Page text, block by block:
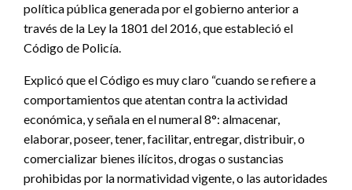
política pública generada por el gobierno anterior a
través de la Ley la 1801 del 2016, que estableció el
Código de Policía.
Explicó que el Código es muy claro “cuando se refiere a
comportamientos que atentan contra la actividad
económica, y señala en el numeral 8°: almacenar,
elaborar, poseer, tener, facilitar, entregar, distribuir, o
comercializar bienes ilícitos, drogas o sustancias
prohibidas por la normatividad vigente, o las autoridades